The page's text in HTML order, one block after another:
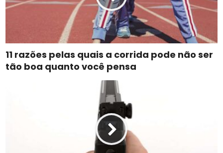
11 razões pelas quais a corrida pode não ser
tão boa quanto você pensa